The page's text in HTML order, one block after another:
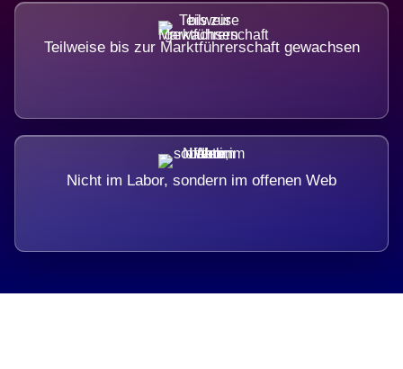
Teilweise bis zur Marktführerschaft gewachsen
Nicht im Labor, sondern im offenen Web